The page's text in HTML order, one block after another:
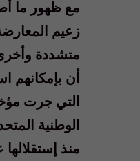
مع ظهور ما
زعيم
متشددة
أن بإمكانهم
التي جرت
الوطنية
منذ إستقلالها